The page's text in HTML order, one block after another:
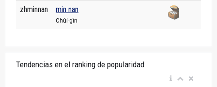
zhminnan min nan
Chúi-gîn
Tendencias en el ranking de popularidad